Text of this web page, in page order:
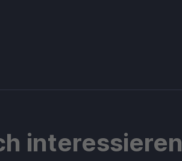
interessieren